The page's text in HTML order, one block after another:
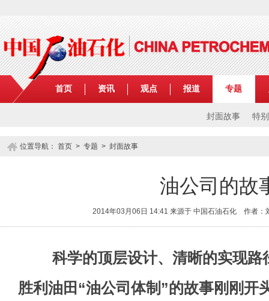
首页 资讯 观点 报道 专题
封面故事 特
位置导航： 首页 > 专题 > 封面故事
油公司的故
2014年03月06日 14:41 来源于 中国石油石化 作者
科学的顶层设计、清晰的实现路
胜利油田“油公司体制”的故事刚刚开